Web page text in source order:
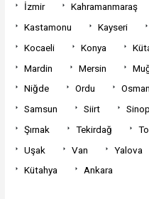
İzmir
Kahramanmaraş
Kastamonu
Kayseri
Kocaeli
Konya
Mardin
Mersin
Niğde
Ordu
Samsun
Siirt Sinop
Şırnak
Tekirdağ
Uşak
Van Yalova
Kütahya
Ankara